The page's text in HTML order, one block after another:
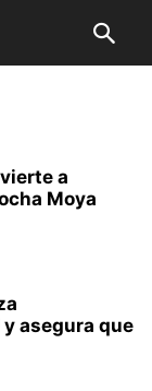
a
Moya
y asegura que